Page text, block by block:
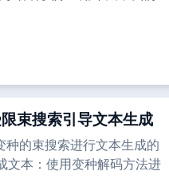
束搜索引导文本生成
的束搜索进行文本生成的
文本：使用变种解码方法进